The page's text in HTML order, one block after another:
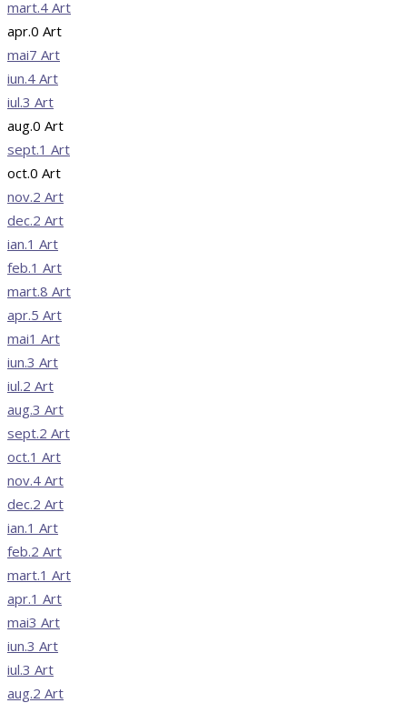
mart.4 Art
apr.0 Art
mai7 Art
iun.4 Art
iul.3 Art
aug.0 Art
sept.1 Art
oct.0 Art
nov.2 Art
dec.2 Art
ian.1 Art
feb.1 Art
mart.8 Art
apr.5 Art
mai1 Art
iun.3 Art
iul.2 Art
aug.3 Art
sept.2 Art
oct.1 Art
nov.4 Art
dec.2 Art
ian.1 Art
feb.2 Art
mart.1 Art
apr.1 Art
mai3 Art
iun.3 Art
iul.3 Art
aug.2 Art